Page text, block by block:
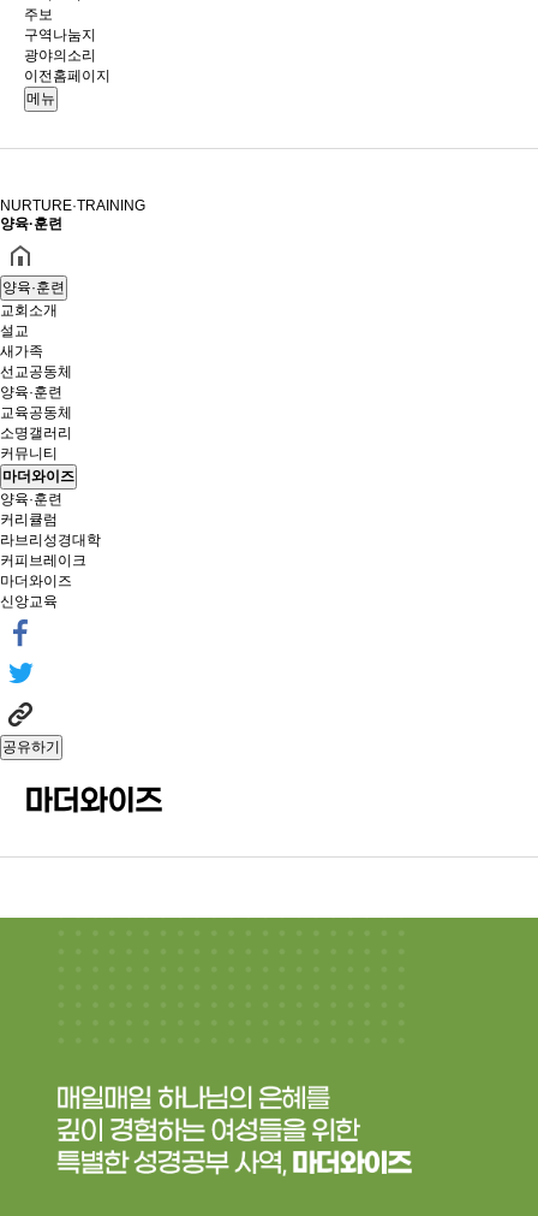
주보
구역나눔지
광야의소리
이전홈페이지
메뉴
NURTURE·TRAINING
양육·훈련
양육·훈련
교회소개
설교
새가족
선교공동체
양육·훈련
교육공동체
소명갤러리
커뮤니티
마더와이즈
양육·훈련
커리큘럼
라브리성경대학
커피브레이크
마더와이즈
신앙교육
공유하기
마더와이즈